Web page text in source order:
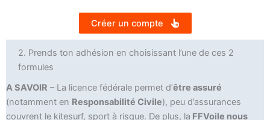
Créer un compte
2. Prends ton adhésion en choisissant l’une de ces 2
formules
A SAVOIR – La licence fédérale permet d’être assuré
(notamment en Responsabilité Civile), peu d’assurances
couvrent le kitesurf, sport à risque. De plus, la FFVoile nous